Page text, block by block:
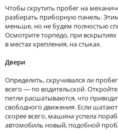
Чтобы скрутить пробег на
разбирать приборную панель.
меньше, но не будем полностью
Осмотрите торпедо, при
в местах крепления, на стыках.
Двери
Определить, скручивался ли
всего — по водительской.
петли расшатываются, что
свободного движения. Если
скорее всего, машина успела
автомобиль новый, подобной